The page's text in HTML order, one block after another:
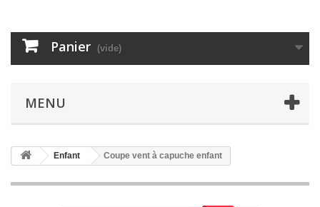
Panier (vide)
MENU
Enfant Coupe vent à capuche enfant